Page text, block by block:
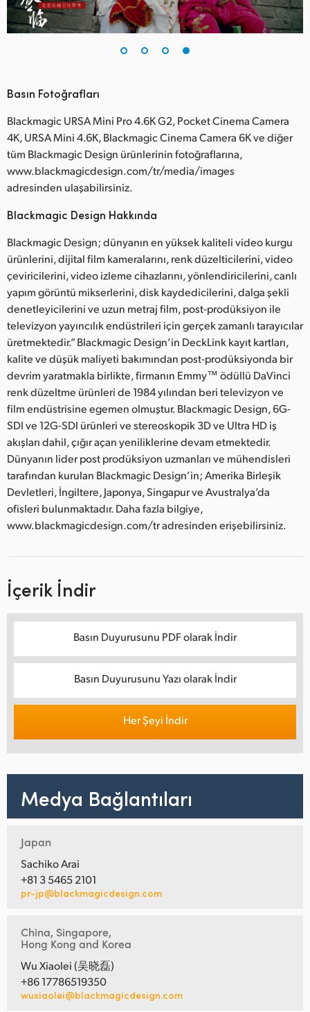
Basın Fotoğrafları
Blackmagic URSA Mini Pro 4.6K G2, Pocket Cinema Camera
4K, URSA Mini 4.6K, Blackmagic Cinema Camera 6K ve diğer
tüm Blackmagic Design ürünlerinin fotoğraflarına,
www.blackmagicdesign.com/tr/media/images
adresinden ulaşabilirsiniz.
Blackmagic Design Hakkında
Blackmagic Design; dünyanın en yüksek kaliteli video kurgu
ürünlerini, dijital film kameralarını, renk düzelticilerini, video
çeviricilerini, video izleme cihazlarını, yönlendiricilerini, canlı
yapım görüntü mikserlerini, disk kaydedicilerini, dalga şekli
denetleyicilerini ve uzun metraj film, post-prodüksiyon ile
televizyon yayıncılık endüstrileri için gerçek zamanlı tarayıcılar
üretmektedir.” Blackmagic Design’in DeckLink kayıt kartları,
kalite ve düşük maliyeti bakımından post-prodüksiyonda bir
devrim yaratmakla birlikte, firmanın Emmy™ ödüllü DaVinci
renk düzeltme ürünleri de 1984 yılından beri televizyon ve
film endüstrisine egemen olmuştur. Blackmagic Design, 6G-
SDI ve 12G-SDI ürünleri ve stereoskopik 3D ve Ultra HD iş
akışları dahil, çığır açan yeniliklerine devam etmektedir.
Dünyanın lider post prodüksiyon uzmanları ve mühendisleri
tarafından kurulan Blackmagic Design’in; Amerika Birleşik
Devletleri, İngiltere, Japonya, Singapur ve Avustralya’da
ofisleri bulunmaktadır. Daha fazla bilgiye,
www.blackmagicdesign.com/tr adresinden erişebilirsiniz.
İçerik İndir
Basın Duyurusunu PDF olarak İndir
Basın Duyurusunu Yazı olarak İndir
Her Şeyi İndir
Medya Bağlantıları
Japan
Sachiko Arai
+81 3 5465 2101
pr-jp@blackmagicdesign.com
China, Singapore,
Hong Kong and Korea
Wu Xiaolei (吴晓磊)
+86 17786519350
wuxiaolei@blackmagicdesign.com